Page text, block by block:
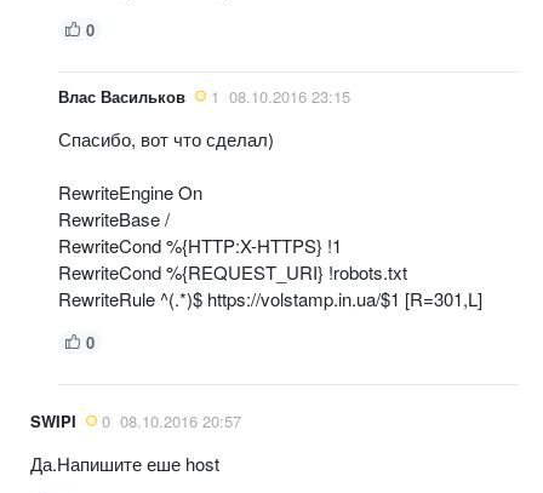
0
Влас Васильков 1 08.10.2016 23:15
Спасибо, вот что сделал)
RewriteEngine On
RewriteBase /
RewriteCond %{HTTP:X-HTTPS} !1
RewriteCond %{REQUEST_URI} !robots.txt
RewriteRule ^(.*)$ https://volstamp.in.ua/$1 [R=301,L]
0
SWIPI 0 08.10.2016 20:57
Да.Напишите еше host